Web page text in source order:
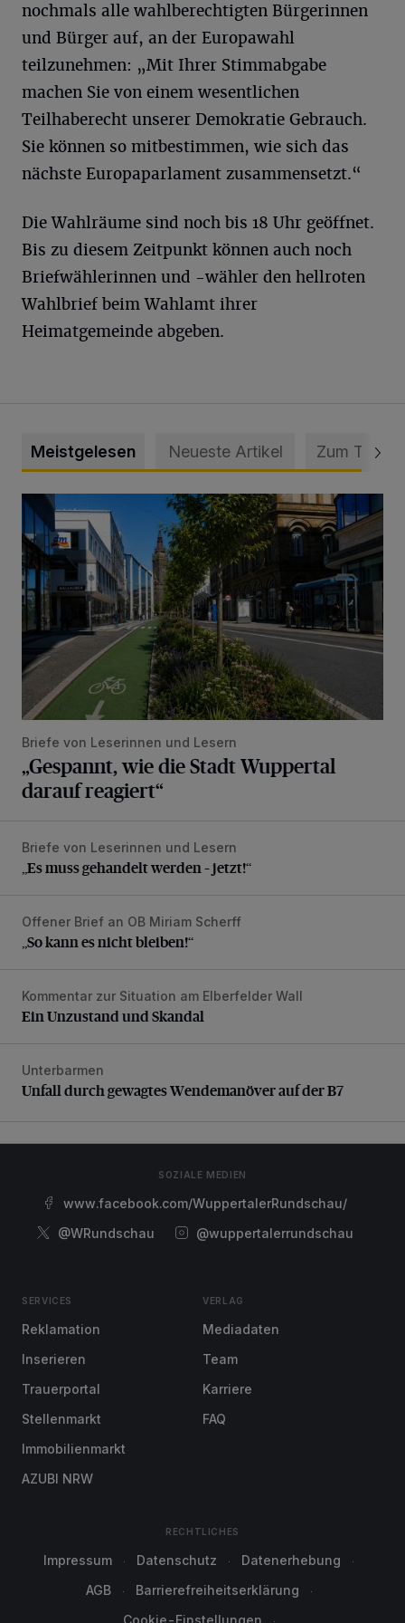
nochmals alle wahlberechtigten Bürgerinnen
und Bürger auf, an der Europawahl
teilzunehmen: „Mit Ihrer Stimmabgabe
machen Sie von einem wesentlichen
Teilhaberecht unserer Demokratie Gebrauch.
Sie können so mitbestimmen, wie sich das
nächste Europaparlament zusammensetzt.“
Die Wahlräume sind noch bis 18 Uhr geöffnet.
Bis zu diesem Zeitpunkt können auch noch
Briefwählerinnen und -wähler den hellroten
Wahlbrief beim Wahlamt ihrer
Heimatgemeinde abgeben.
Meistgelesen Neueste Artikel Zum Thema
„Gespannt, wie die Stadt Wuppertal darauf reagiert“
Briefe von Leserinnen und Lesern
„Gespannt, wie die Stadt Wuppertal
darauf reagiert“
„Es muss gehandelt werden – jetzt!“
Briefe von Leserinnen und Lesern
„Es muss gehandelt werden – jetzt!“
„So kann es nicht bleiben!“
Offener Brief an OB Miriam Scherff
„So kann es nicht bleiben!“
Ein Unzustand und Skandal
Kommentar zur Situation am Elberfelder Wall
Ein Unzustand und Skandal
Unfall durch gewagtes Wendemanöver auf der B7
Unterbarmen
Unfall durch gewagtes Wendemanöver auf der B7
SOZIALE MEDIEN
www.facebook.com/WuppertalerRundschau/
@WRundschau
@wuppertalerrundschau
SERVICES
Reklamation
Inserieren
Trauerportal
Stellenmarkt
Immobilienmarkt
AZUBI NRW
VERLAG
Mediadaten
Team
Karriere
FAQ
RECHTLICHES
Impressum Datenschutz
Datenerhebung
AGB
Barrierefreiheitserklärung